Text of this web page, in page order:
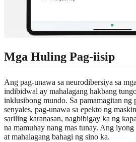
Mga Huling Pag-iisip
Ang pag-unawa sa neurodibersiya sa
indibidwal ay mahalagang hakbang
inklusibong mundo. Sa pamamagitan ng
senyales, pag-unawa sa epekto ng
sariling karanasan, nagbibigay ka ng
na mamuhay nang mas tunay. Ang
at mahalagang bahagi ng sino ka.